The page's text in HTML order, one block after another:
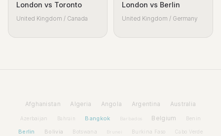
London vs Toronto
United Kingdom / Canada
London vs Berlin
United Kingdom / Germany
Afghanistan Algeria Angola Argentina Australia
Azerbaijan Bahrain Bangkok Barbados Belgium Benin
Berlin Bolivia Botswana Brunei Burkina Faso Cabo Verde